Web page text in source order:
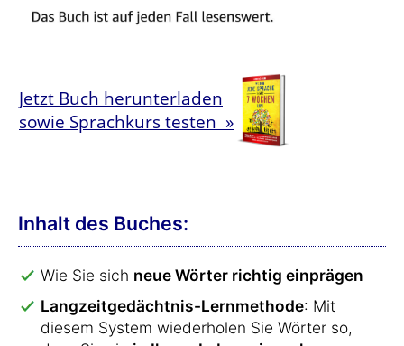
Jetzt Buch herunterladen
sowie Sprachkurs testen »
Inhalt des Buches:
Wie Sie sich neue Wörter richtig einprägen
Langzeitgedächtnis-Lernmethode: Mit
diesem System wiederholen Sie Wörter so,